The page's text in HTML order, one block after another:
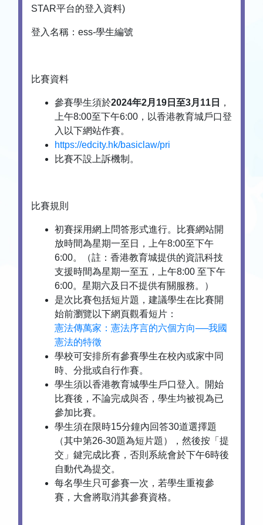
STAR平台的登入資料)
登入名稱：ess-學生編號
比賽資料
參賽學生須於2024年2月 19 日至3月 11 日
，
上午8:00至下午6:00，以香港教育城戶口登
入以下網站作賽。
https://edcity.hk/basiclaw/pri
比賽不設上訴機制。
比賽規則
初賽採用網上問答形式進行。比賽網站開
放時間為星期一至日，上午8:00至下午
6:00。（註：香港教育城提供的資訊科技
支援時間為星期一至五，上午8:00 至下午
6:00。星期六及日不提供有關服務。）
是次比賽包括短片題，建議學生在比賽開
始前瀏覽以下網頁觀看短片：
憲法傳萬家：憲法序言的六個方向──我國
憲法的特徵
學校可安排所有參賽學生在校內或家中同
時、分批或自行作賽。
學生須以香港教育城學生戶口登入。開始
比賽後，不論完成與否，學生均被視為已
參加比賽。
學生須在限時15分鐘內回答30道選擇題
（其中第26-30題為短片題），然後按「提
交」鍵完成比賽，否則系統會於下午6時後
自動代為提交。
每名學生只可參賽一次，若學生重複參
賽，大會將取消其參賽資格。